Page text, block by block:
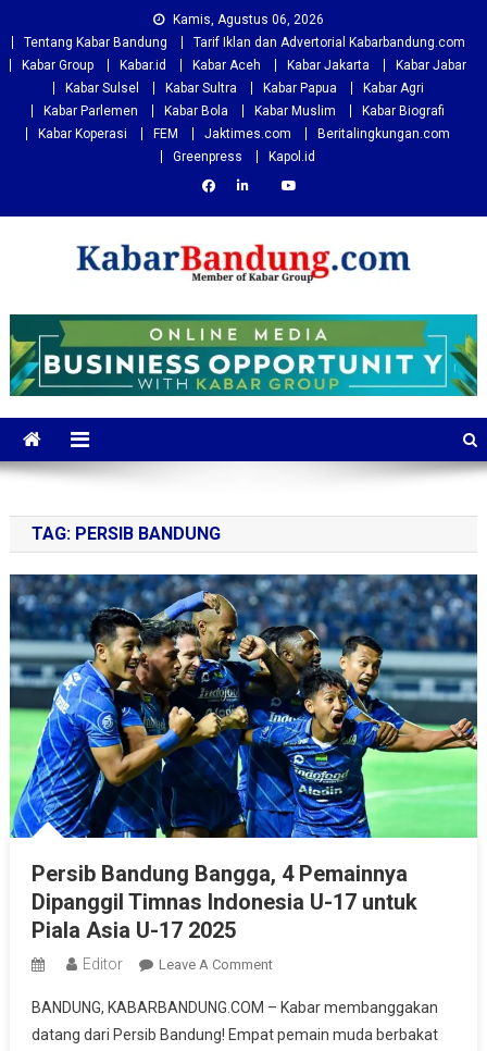
to
content
Kamis, Agustus 06, 2026
Tentang Kabar Bandung
Tarif Iklan dan Advertorial Kabarbandung.com
Kabar Group
Kabar.id Kabar Aceh Kabar Jakarta
Kabar Jabar
Kabar Sulsel
Kabar Sultra Kabar Papua
Kabar Agri
Kabar Parlemen
Kabar Bola Kabar Muslim
Kabar Biografi
Kabar Koperasi
FEM Jaktimes.com
Beritalingkungan.com
Greenpress
Kapol.id
Kabarbandung.com
TAG: PERSIB BANDUNG
Persib Bandung Bangga, 4 Pemainnya
Dipanggil Timnas Indonesia U-17 untuk
Piala Asia U-17 2025
Editor Leave A CommentOn
Bandung
Bangga,
BANDUNG, KABARBANDUNG.COM – Kabar membanggakan
datang dari Persib Bandung! Empat pemain muda berbakat